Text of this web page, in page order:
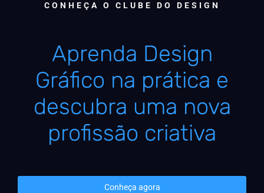
CONHEÇA O CLUBE DO DESIGN
Aprenda Design
Gráfico na prática e
descubra uma nova
profissão criativa
Conheça agora